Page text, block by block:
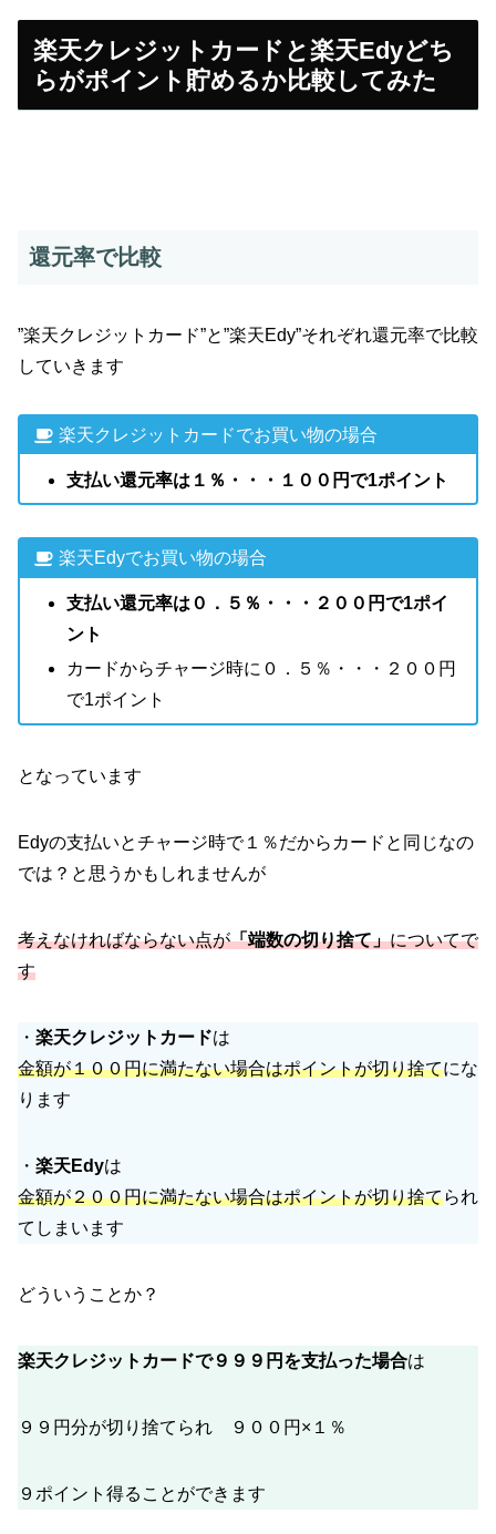
楽天クレジットカードと楽天Edyどち
らがポイント貯めるか比較してみた
還元率で比較
”楽天クレジットカード”と”楽天Edy”それぞれ還元率で比較
していきます
楽天クレジットカードでお買い物の場合
支払い還元率は１％・・・１００円で1ポイント
楽天Edyでお買い物の場合
支払い還元率は０．５％・・・２００円で1ポイ
ント
カードからチャージ時に０．５％・・・２００円
で1ポイント
となっています
Edyの支払いとチャージ時で１％だからカードと同じなの
では？と思うかもしれませんが
考えなければならない点が「端数の切り捨て」についてで
す
・ 楽天クレジットカードは
金額が１００円に満たない場合はポイントが切り捨てにな
ります
・ 楽天Edyは
金額が２００円に満たない場合はポイントが切り捨てられ
てしまいます
どういうことか？
楽天クレジットカードで９９９円を支払った場合は
９９円分が切り捨てられ ９００円×１％
９ポイント得ることができます